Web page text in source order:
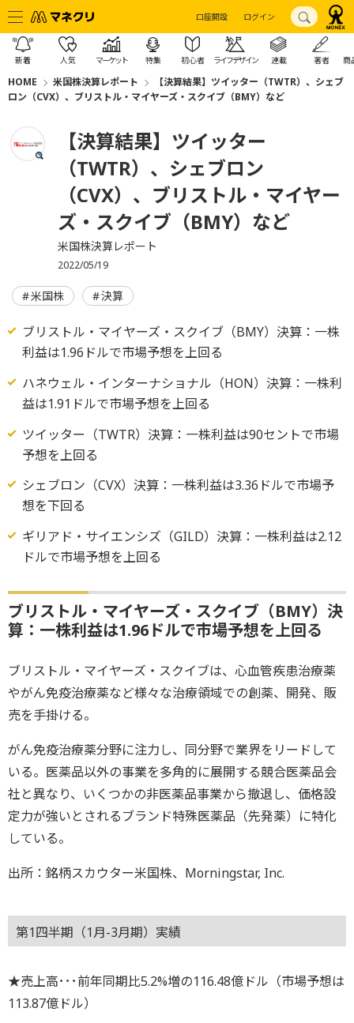
口座開設 ログイン
新着 人気 マーケット 特集 初心者 ライフデザイン 連載 著者 商
HOME 米国株決算レポート
【決算結果】ツイッター（TWTR）、シェブ
ロン（CVX）、ブリストル・マイヤーズ・スクイブ（BMY）など
【決算結果】ツイッター
（TWTR）、シェブロン
（CVX）、ブリストル・マイヤー
ズ・スクイブ（BMY）など
米国株決算レポート
2022/05/19
米国株 決算
ブリストル・マイヤーズ・スクイブ（BMY）決算：一株
利益は1.96ドルで市場予想を上回る
ハネウェル・インターナショナル（HON）決算：一株利
益は1.91ドルで市場予想を上回る
ツイッター（TWTR）決算：一株利益は90セントで市場
予想を上回る
シェブロン（CVX）決算：一株利益は3.36ドルで市場予
想を下回る
ギリアド・サイエンシズ（GILD）決算：一株利益は2.12
ドルで市場予想を上回る
ブリストル・マイヤーズ・スクイブ（BMY）決
算：一株利益は1.96ドルで市場予想を上回る
ブリストル・マイヤーズ・スクイブは、心血管疾患治療薬
やがん免疫治療薬など様々な治療領域での創薬、開発、販
売を手掛ける。
がん免疫治療薬分野に注力し、同分野で業界をリードして
いる。医薬品以外の事業を多角的に展開する競合医薬品会
社と異なり、いくつかの非医薬品事業から撤退し、価格設
定力が強いとされるブランド特殊医薬品（先発薬）に特化
している。
出所：銘柄スカウター米国株、Morningstar, Inc.
第1四半期（1月-3月期）実績
★売上高･･･前年同期比5.2%増の116.48億ドル（市場予想は
113.87億ドル）